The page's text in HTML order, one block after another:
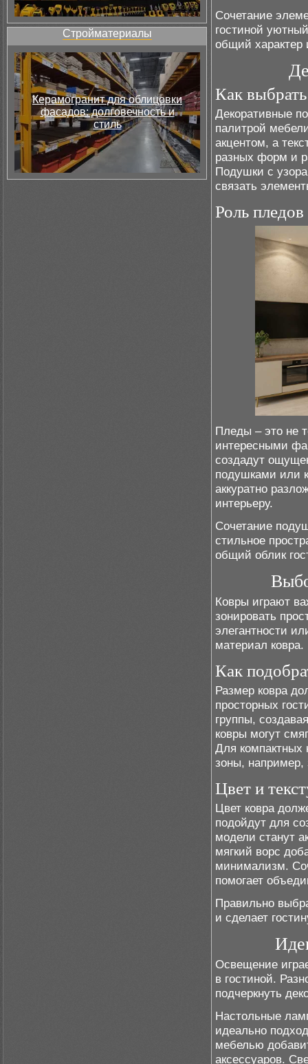
Стройматериалы
Керамогранит для облицовки
фасадов: долговечность и
стиль
Сочетание
гостиной
общий характер
Как
Декоративные
палитрой
акцентом, а
разных форм и
Подушки с
связать
Роль пледов
Пледы – это не
интересными
создадут
подушками или
аккуратно
интерьеру.
Сочетание
стильное
общий облик
Ковры играют
зонировать
элегантности
материал ковра.
Как
Размер ковра
просторных
группы,
ковры могут
Для компактных
зоны, например,
Цвет и
Цвет ковра
подойдут для
модели станут
мягкий ворс
минимализм.
помогает
Правильно
и сделает
Освещение
в гостиной.
подчеркнуть
Настольные
идеально
мебелью
аксессуаров.